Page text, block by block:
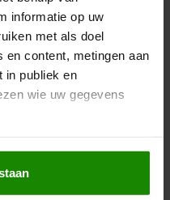
informatie op uw
met als doel
en content, metingen aan
in publiek en
wie uw gegevens
graag:
uw geografische
nauwkeurig kan zijn
MARCEL
NA ZWAAR